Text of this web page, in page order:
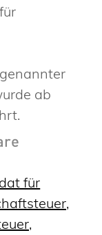
ab
für